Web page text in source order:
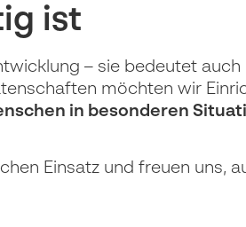
ist
– sie bedeutet auch
möchten wir
in besonderen
Einsatz und freuen uns,